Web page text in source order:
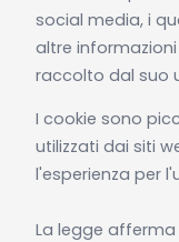
social media, i
altre
raccolto dal suo
I cookie sono
utilizzati dai siti
l'esperienza per
La legge